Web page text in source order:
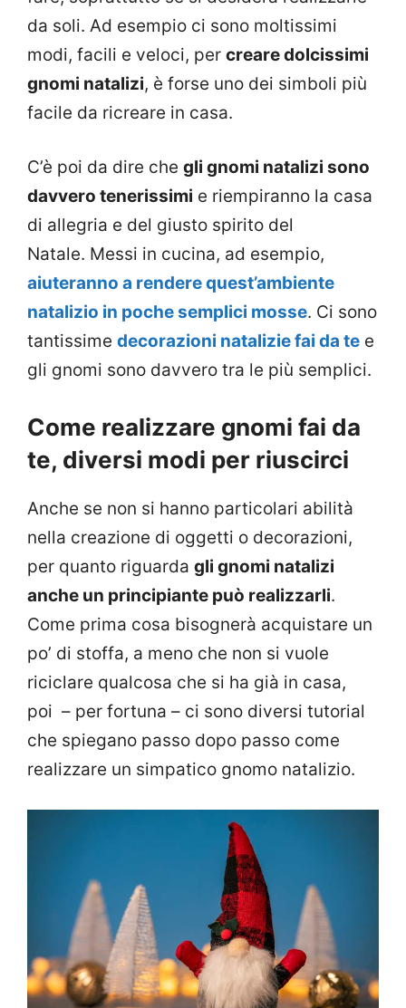
da soli. Ad esempio ci sono moltissimi
modi, facili e veloci, per creare dolcissimi
gnomi natalizi, è forse uno dei simboli più
facile da ricreare in casa.
C’è poi da dire che gli gnomi natalizi sono
davvero tenerissimi e riempiranno la casa
di allegria e del giusto spirito del
Natale. Messi in cucina, ad esempio,
aiuteranno a rendere quest’ambiente
natalizio in poche semplici mosse. Ci sono
tantissime decorazioni natalizie fai da te e
gli gnomi sono davvero tra le più semplici.
Come realizzare gnomi fai da
te, diversi modi per riuscirci
Anche se non si hanno particolari abilità
nella creazione di oggetti o decorazioni,
per quanto riguarda gli gnomi natalizi
anche un principiante può realizzarli.
Come prima cosa bisognerà acquistare un
po’ di stoffa, a meno che non si vuole
riciclare qualcosa che si ha già in casa,
poi – per fortuna – ci sono diversi tutorial
che spiegano passo dopo passo come
realizzare un simpatico gnomo natalizio.